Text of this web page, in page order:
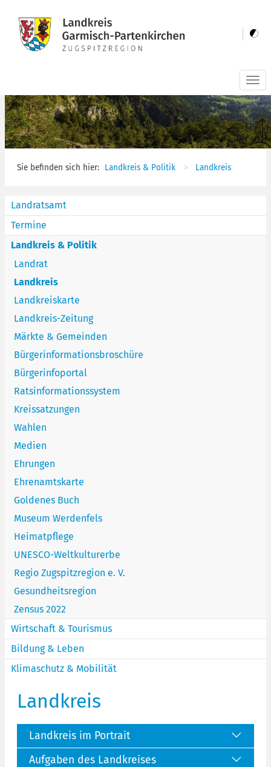
Sie befinden sich hier: Landkreis & Politik Landkreis
Landratsamt
Termine
Landkreis & Politik
Landrat
Landkreis
Landkreiskarte
Landkreis-Zeitung
Märkte & Gemeinden
Bürgerinformationsbroschüre
Bürgerinfoportal
Ratsinformationssystem
Kreissatzungen
Wahlen
Medien
Ehrungen
Ehrenamtskarte
Goldenes Buch
Museum Werdenfels
Heimatpflege
UNESCO-Weltkulturerbe
Regio Zugspitzregion e. V.
Gesundheitsregion
Zensus 2022
Wirtschaft & Tourismus
Bildung & Leben
Klimaschutz & Mobilität
Landkreis
Landkreis im Portrait
Aufgaben des Landkreises